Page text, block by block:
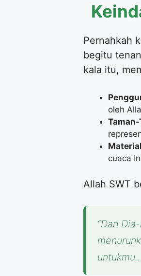
​Pernahkah
begitu
kala itu,
oleh
cuaca
​Allah SWT
“Dan